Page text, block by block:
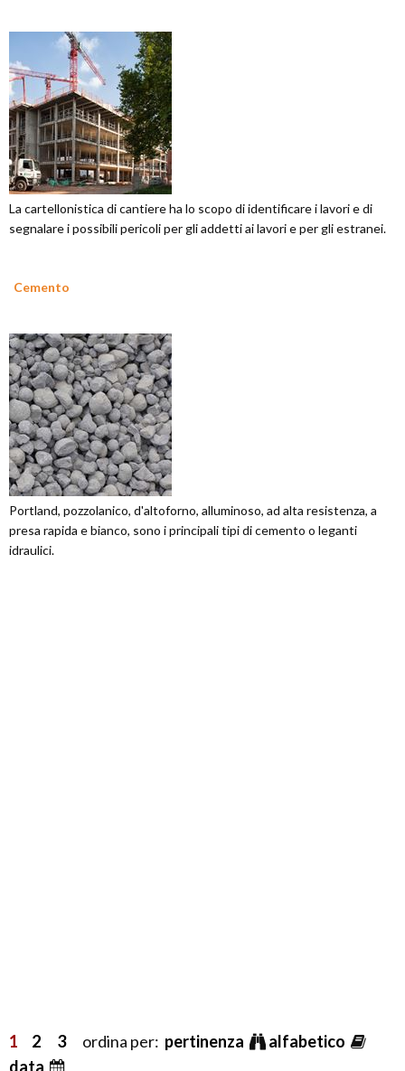
La cartellonistica di cantiere ha lo scopo di identificare i lavori e di
segnalare i possibili pericoli per gli addetti ai lavori e per gli estranei.
Cemento
Portland, pozzolanico, d'altoforno, alluminoso, ad alta resistenza, a
presa rapida e bianco, sono i principali tipi di cemento o leganti
idraulici.
1 2 3ordina per: pertinenza
alfabetico
data